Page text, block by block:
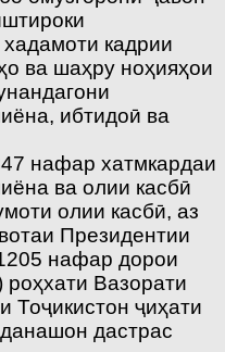
кадрии
ва шаҳру ноҳияҳои
ибтидоӣ ва
нафар хатмкардаи
ва олии касбӣ
олии касбӣ, аз
Президентии
нафар дорои
Вазорати
ҷиҳати
дастрас